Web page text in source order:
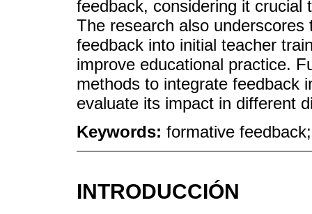
feedback, considering it crucial
The research also
feedback into initial teacher
improve educational practice.
methods to integrate feedback
evaluate its impact in different
Keywords: formative
INTRODUCCIÓN